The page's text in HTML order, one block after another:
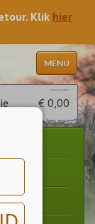
Klik hier
MENU
€ 0,00